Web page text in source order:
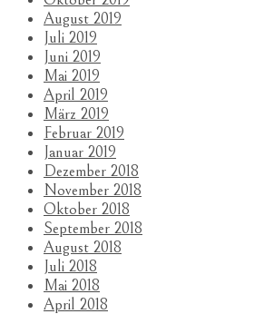
August 2019
Juli 2019
Juni 2019
Mai 2019
April 2019
März 2019
Februar 2019
Januar 2019
Dezember 2018
November 2018
Oktober 2018
September 2018
August 2018
Juli 2018
Mai 2018
April 2018